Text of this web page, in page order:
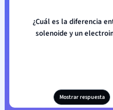
¿Cuál es la diferencia
solenoide y un
Mostrar respuesta